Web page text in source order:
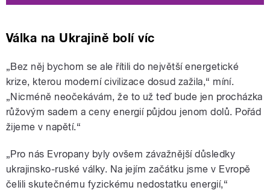
Válka na Ukrajině bolí víc
„Bez něj bychom se ale řítili do největší energetické
krize, kterou moderní civilizace dosud zažila,“ míní.
„Nicméně neočekávám, že to už teď bude jen procházka
růžovým sadem a ceny energií půjdou jenom dolů. Pořád
žijeme v napětí.“
„Pro nás Evropany byly ovšem závažnější důsledky
ukrajinsko-ruské války. Na jejím začátku jsme v Evropě
čelili skutečnému fyzickému nedostatku energií,“